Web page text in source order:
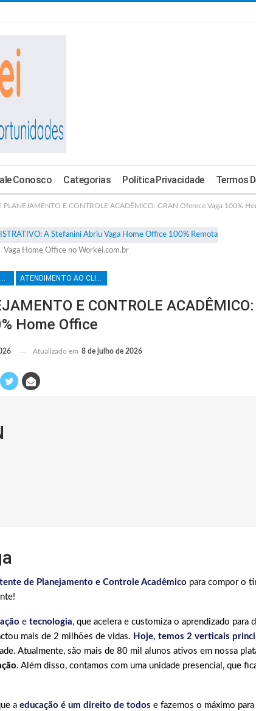
Conosco Categorias Política Privacidade Termos
PLANEJAMENTO E CONTROLE ACADÊMICO: GRAN Oferece Vaga 100%
Vaga Home Office no Workei.com.br
ADMINISTRAÇÃO EM GERAL ATENDIMENTO AO CLIENTE
E CONTROLE ACADÊMICO:
Home Office
Atualizado em 8 de julho de 2026
de Planejamento e Controle Acadêmico para compor o
e tecnologia, que acelera e customiza o aprendizado para
mais de 2 milhões de vidas. Hoje, temos 2 verticais
Atualmente, são mais de 80 mil alunos ativos em nossa
. Além disso, contamos com uma unidade presencial, que
a educação é um direito de todos e fazemos o máximo